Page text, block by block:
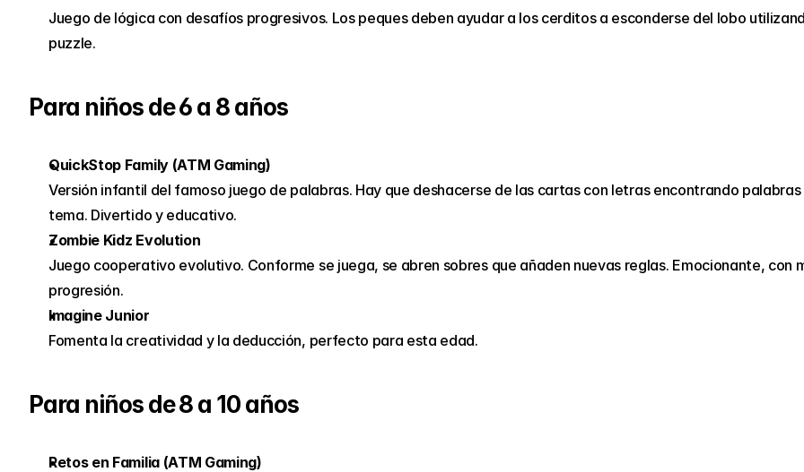
Juego de lógica con desafíos progresivos. Los peques deben ayudar a los cerditos a esconderse del lobo
puzzle.
Para niños de 6 a 8 años
QuickStop Family (ATM Gaming)
Versión infantil del famoso juego de palabras. Hay que deshacerse de las cartas con letras encontrando palabras
tema. Divertido y educativo.
Zombie Kidz Evolution
Juego cooperativo evolutivo. Conforme se juega, se abren sobres que añaden nuevas reglas. Emocionante, con
progresión.
Imagine Junior
Fomenta la creatividad y la deducción, perfecto para esta edad.
Para niños de 8 a 10 años
Retos en Familia (ATM Gaming)